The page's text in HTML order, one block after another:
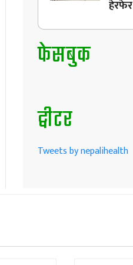
हेरफेर
फेसबुक
ट्वीटर
Tweets by nepalihealth